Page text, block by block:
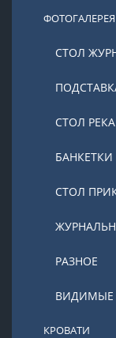
ФОТОГАЛЕРЕЯ
СТОЛ
СТОЛ
БАНКЕТКИ
СТОЛ
РАЗНОЕ
ВИДИМЫЕ
КРОВАТИ